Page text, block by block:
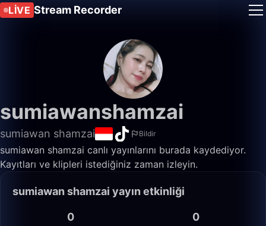
LIVE Stream Recorder
sumiawanshamzai
sumiawan shamzai Bildir
sumiawan shamzai canlı yayınlarını burada kaydediyor.
Kayıtları ve klipleri istediğiniz zaman izleyin.
sumiawan shamzai yayın etkinliği
0 0